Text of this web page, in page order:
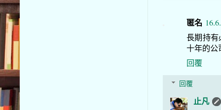
匿名
長期持有
十年的公
回覆
回覆
止凡